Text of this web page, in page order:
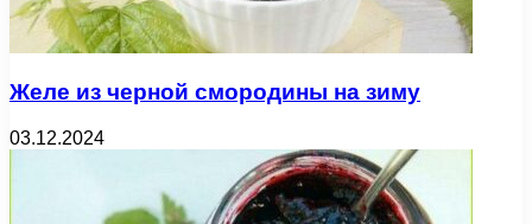
Желе из черной смородины на зиму
03.12.2024